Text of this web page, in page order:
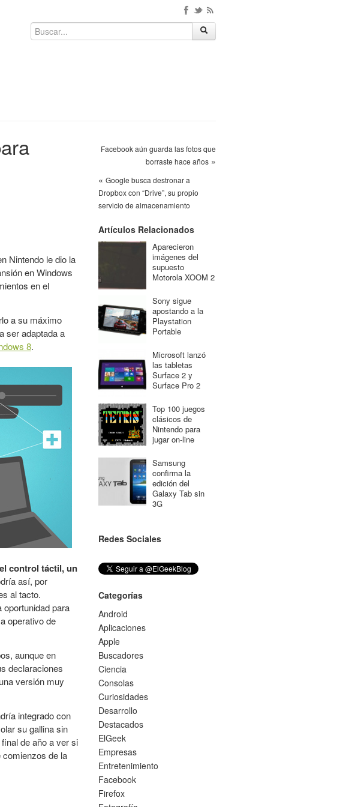
Nintendo le dio la
en Windows
en el
a su máximo
ser adaptada a
8.
control táctil, un
así, por
al tacto.
para
operativo de
aunque en
declaraciones
versión muy
integrado con
su gallina sin
de año a ver si
de la
Facebook aún guarda las fotos que
borraste hace años »
« Google busca destronar a
Dropbox con “Drive”, su propio
servicio de almacenamiento
Artículos Relacionados
Aparecieron
imágenes del
supuesto
Motorola XOOM 2
Sony sigue
apostando a la
Playstation
Portable
Microsoft lanzó
las tabletas
Surface 2 y
Surface Pro 2
Top 100 juegos
clásicos de
Nintendo para
jugar on-line
Samsung
confirma la
edición del
Galaxy Tab sin
3G
Redes Sociales
Categorías
Android
Aplicaciones
Apple
Buscadores
Ciencia
Consolas
Curiosidades
Desarrollo
Destacados
ElGeek
Empresas
Entretenimiento
Facebook
Firefox